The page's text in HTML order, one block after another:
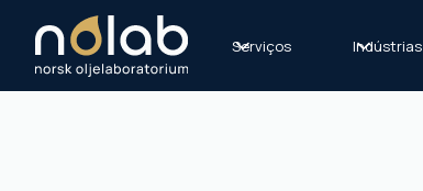
Serviços Indústrias